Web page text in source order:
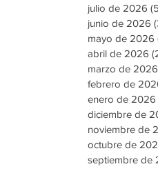
julio de 2026
junio de 2026
mayo de 2026
abril de 2026
marzo de 2026
febrero de
enero de 2026
diciembre de
noviembre de
octubre de
septiembre de